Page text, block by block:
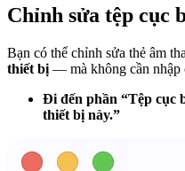
Chỉnh sửa tệp cục
Bạn có thể chỉnh sửa thẻ âm
thiết bị — mà không cần nhập
Đi đến phần “Tệp cục
thiết bị này.”